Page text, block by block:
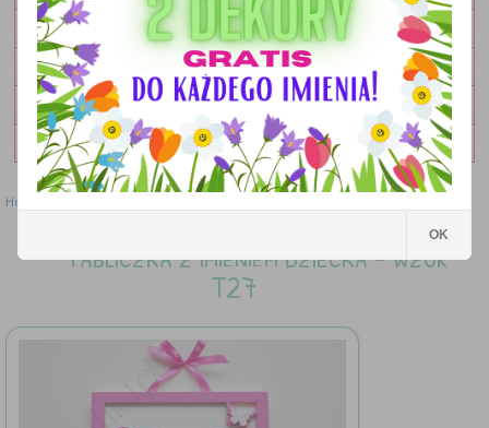
DODATKI
ZESTAWY
OKOLICZNOŚCIOWE
WYPRZEDAŻ
Home
Tabliczka z imieniem dziecka - wzór
T27
OK